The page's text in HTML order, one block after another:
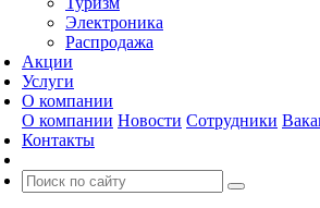
Электроника
Распродажа
Акции
Услуги
О компании
О компании Новости Сотрудники
Контакты